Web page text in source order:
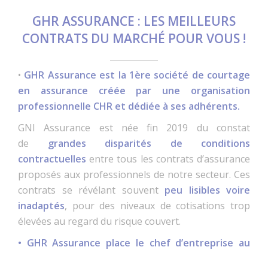
GHR ASSURANCE : LES MEILLEURS
CONTRATS DU MARCHÉ POUR VOUS !
• GHR Assurance est la 1ère société de courtage
en assurance créée par une organisation
professionnelle CHR et dédiée à ses adhérents.
GNI Assurance est née fin 2019 du constat
de
grandes disparités de conditions
contractuelles entre tous les contrats d’assurance
proposés aux professionnels de notre secteur. Ces
contrats se révélant souvent peu lisibles voire
inadaptés, pour des niveaux de cotisations trop
élevées au regard du risque couvert.
• GHR Assurance place le chef d’entreprise au